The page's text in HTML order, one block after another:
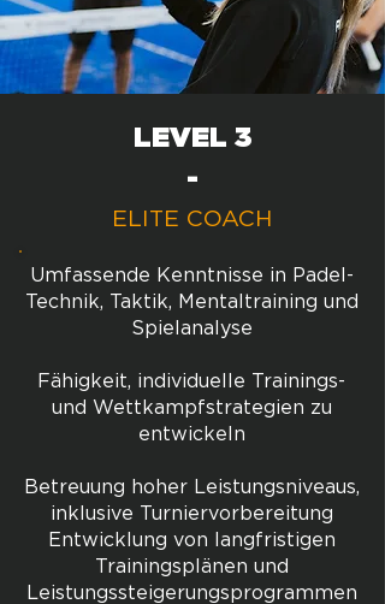
LEVEL 3
-
ELITE COACH
Umfassende Kenntnisse in Padel-
Technik, Taktik, Mentaltraining und
Spielanalyse
Fähigkeit, individuelle Trainings-
und Wettkampfstrategien zu
entwickeln
Betreuung hoher Leistungsniveaus,
inklusive Turniervorbereitung
Entwicklung von langfristigen
Trainingsplänen und
Leistungssteigerungsprogrammen